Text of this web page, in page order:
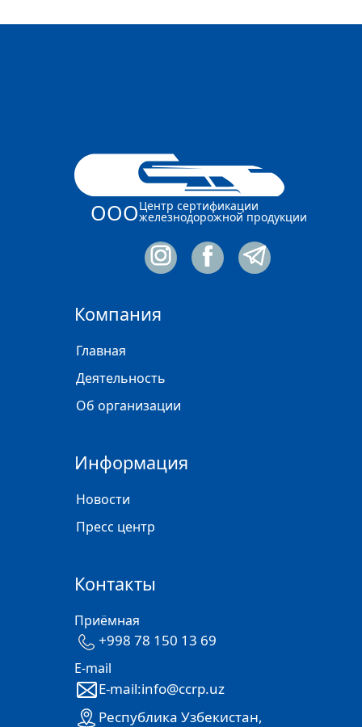
ОООЦентр сертификации
железнодорожной продукции
Компания
Главная
Деятельность
Об организации
Информация
Новости
Пресс центр
Контакты
Приёмная
+998 78 150 13 69
E-mail
E-mail:info@ccrp.uz
Республика Узбекистан,